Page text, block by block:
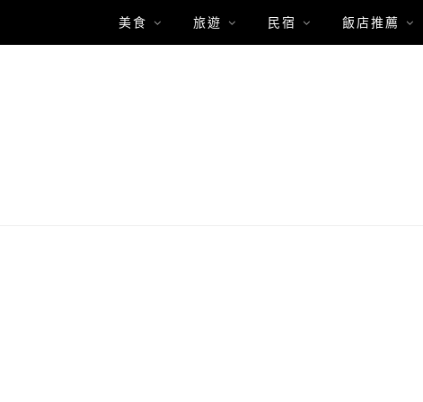
美食 旅遊 民宿 飯店推薦